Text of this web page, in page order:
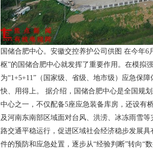
国储合肥中心。安徽交控养护公司供图 在今年
枢”的国储合肥中心就发挥了重要作用。在模拟
为“1+5+11”（国家级、省级、地市级）应急保
快、用得上。 据介绍，国储合肥中心是全国规
中心之一，不仅配备5座应急装备库房，还设有
及河南东南部区域面对台风、洪涝、冰冻雨雪
路交通平稳运行，促进区域社会经济稳步发展
件的预防和应急处置，逐步从“经验判断”转向“